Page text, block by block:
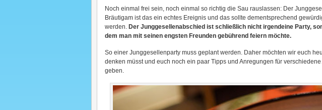
Noch einmal frei sein, noch einmal so richtig die Sau rauslassen: Der
Bräutigam ist das ein echtes Ereignis und das sollte dementsprechend
werden. Der Junggesellenabschied ist schließlich nicht irgendeine Party,
dem man mit seinen engsten Freunden gebührend feiern möchte.
So einer Junggesellenparty muss geplant werden. Daher möchten wir euch
denken müsst und euch noch ein paar Tipps und Anregungen für
geben.